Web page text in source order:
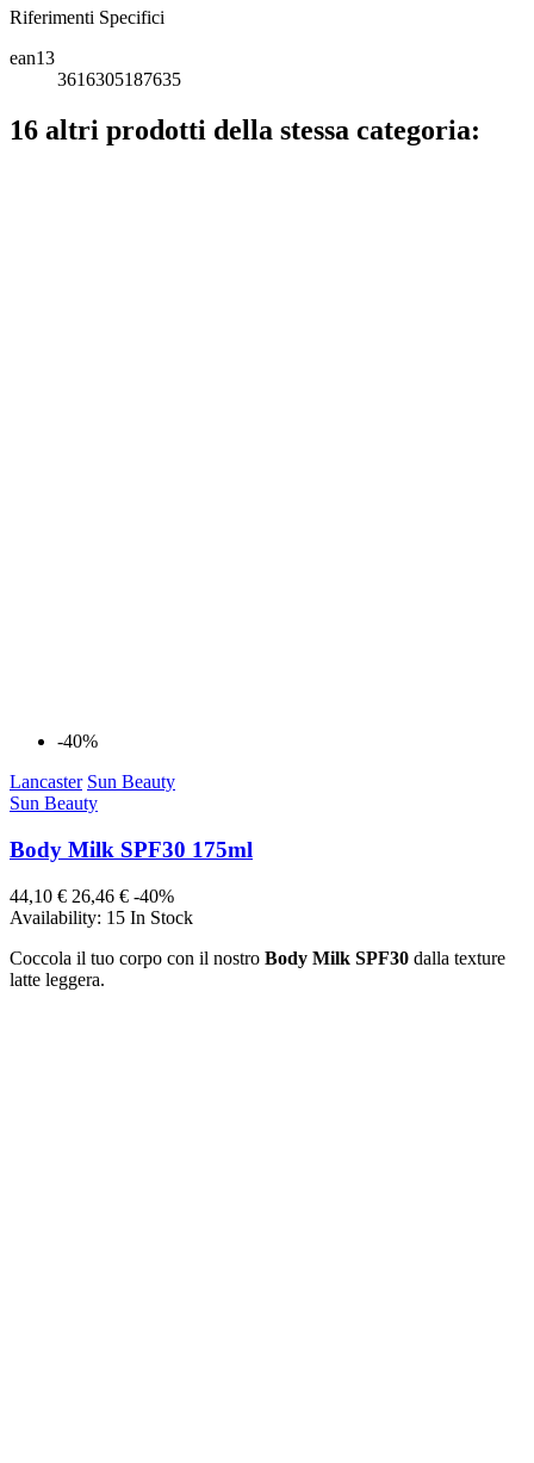
Riferimenti Specifici
ean13
3616305187635
16 altri prodotti della stessa categoria:
-40%
Lancaster Sun Beauty
Sun Beauty
Body Milk SPF30 175ml
44,10 € 26,46 € -40%
Availability: 15 In Stock
Coccola il tuo corpo con il nostro Body Milk SPF30 dalla texture
latte leggera.